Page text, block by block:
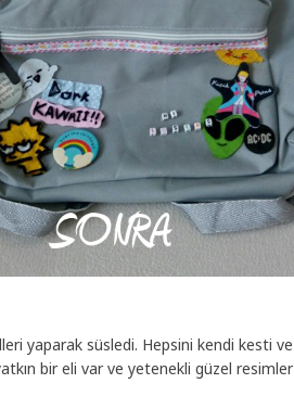
yaparak süsledi. Hepsini kendi kesti ve
bir eli var ve yetenekli güzel resimler